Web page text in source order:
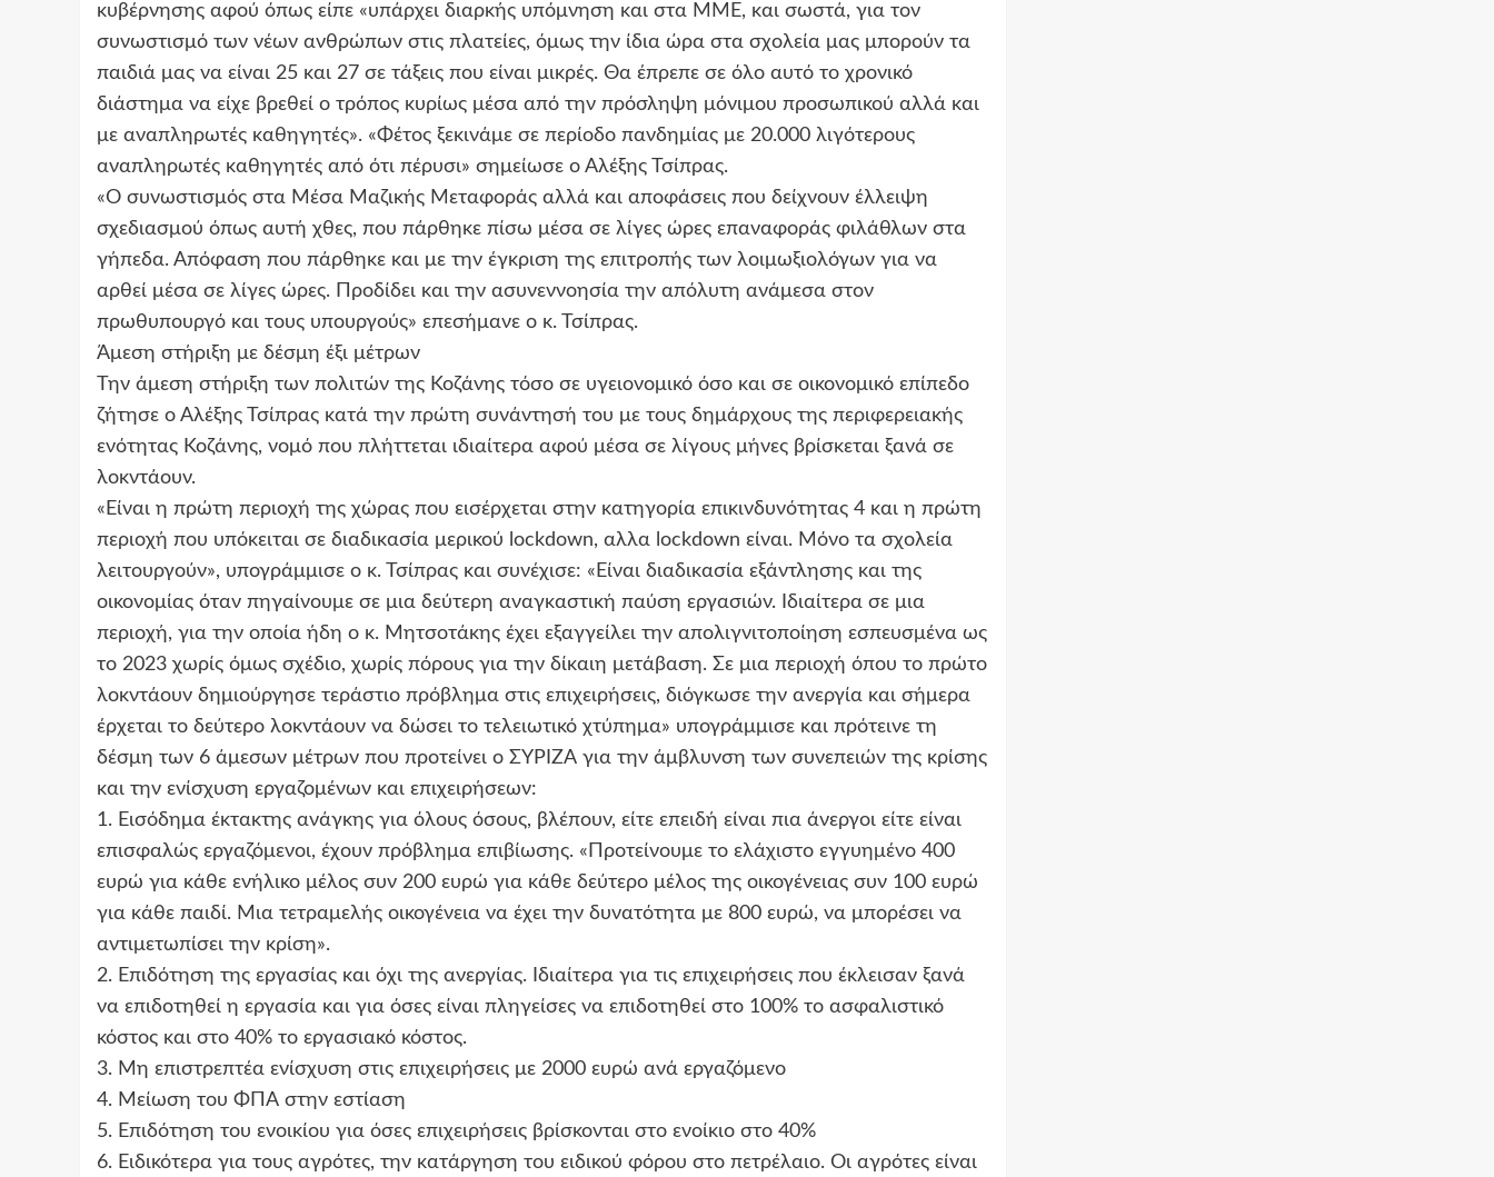
κυβέρνησης αφού όπως είπε «υπάρχει διαρκής υπόμνηση και στα ΜΜΕ, και σωστά, για τον
συνωστισμό των νέων ανθρώπων στις πλατείες, όμως την ίδια ώρα στα σχολεία μας μπορούν τα
παιδιά μας να είναι 25 και 27 σε τάξεις που είναι μικρές. Θα έπρεπε σε όλο αυτό το χρονικό
διάστημα να είχε βρεθεί ο τρόπος κυρίως μέσα από την πρόσληψη μόνιμου προσωπικού αλλά και
με αναπληρωτές καθηγητές». «Φέτος ξεκινάμε σε περίοδο πανδημίας με 20.000 λιγότερους
αναπληρωτές καθηγητές από ότι πέρυσι» σημείωσε ο Αλέξης Τσίπρας.
«Ο συνωστισμός στα Μέσα Μαζικής Μεταφοράς αλλά και αποφάσεις που δείχνουν έλλειψη
σχεδιασμού όπως αυτή χθες, που πάρθηκε πίσω μέσα σε λίγες ώρες επαναφοράς φιλάθλων στα
γήπεδα. Απόφαση που πάρθηκε και με την έγκριση της επιτροπής των λοιμωξιολόγων για να
αρθεί μέσα σε λίγες ώρες. Προδίδει και την ασυνεννοησία την απόλυτη ανάμεσα στον
πρωθυπουργό και τους υπουργούς» επεσήμανε ο κ. Τσίπρας.
Άμεση στήριξη με δέσμη έξι μέτρων
Την άμεση στήριξη των πολιτών της Κοζάνης τόσο σε υγειονομικό όσο και σε οικονομικό επίπεδο
ζήτησε ο Αλέξης Τσίπρας κατά την πρώτη συνάντησή του με τους δημάρχους της περιφερειακής
ενότητας Κοζάνης, νομό που πλήττεται ιδιαίτερα αφού μέσα σε λίγους μήνες βρίσκεται ξανά σε
λοκντάουν.
«Είναι η πρώτη περιοχή της χώρας που εισέρχεται στην κατηγορία επικινδυνότητας 4 και η πρώτη
περιοχή που υπόκειται σε διαδικασία μερικού lockdown, αλλα lockdown είναι. Μόνο τα σχολεία
λειτουργούν», υπογράμμισε ο κ. Τσίπρας και συνέχισε: «Είναι διαδικασία εξάντλησης και της
οικονομίας όταν πηγαίνουμε σε μια δεύτερη αναγκαστική παύση εργασιών. Ιδιαίτερα σε μια
περιοχή, για την οποία ήδη ο κ. Μητσοτάκης έχει εξαγγείλει την απολιγνιτοποίηση εσπευσμένα ως
το 2023 χωρίς όμως σχέδιο, χωρίς πόρους για την δίκαιη μετάβαση. Σε μια περιοχή όπου το πρώτο
λοκντάουν δημιούργησε τεράστιο πρόβλημα στις επιχειρήσεις, διόγκωσε την ανεργία και σήμερα
έρχεται το δεύτερο λοκντάουν να δώσει το τελειωτικό χτύπημα» υπογράμμισε και πρότεινε τη
δέσμη των 6 άμεσων μέτρων που προτείνει ο ΣΥΡΙΖΑ για την άμβλυνση των συνεπειών της κρίσης
και την ενίσχυση εργαζομένων και επιχειρήσεων:
1. Εισόδημα έκτακτης ανάγκης για όλους όσους, βλέπουν, είτε επειδή είναι πια άνεργοι είτε είναι
επισφαλώς εργαζόμενοι, έχουν πρόβλημα επιβίωσης. «Προτείνουμε το ελάχιστο εγγυημένο 400
ευρώ για κάθε ενήλικο μέλος συν 200 ευρώ για κάθε δεύτερο μέλος της οικογένειας συν 100 ευρώ
για κάθε παιδί. Μια τετραμελής οικογένεια να έχει την δυνατότητα με 800 ευρώ, να μπορέσει να
αντιμετωπίσει την κρίση».
2. Επιδότηση της εργασίας και όχι της ανεργίας. Ιδιαίτερα για τις επιχειρήσεις που έκλεισαν ξανά
να επιδοτηθεί η εργασία και για όσες είναι πληγείσες να επιδοτηθεί στο 100% το ασφαλιστικό
κόστος και στο 40% το εργασιακό κόστος.
3. Μη επιστρεπτέα ενίσχυση στις επιχειρήσεις με 2000 ευρώ ανά εργαζόμενο
4. Μείωση του ΦΠΑ στην εστίαση
5. Επιδότηση του ενοικίου για όσες επιχειρήσεις βρίσκονται στο ενοίκιο στο 40%
6. Ειδικότερα για τους αγρότες, την κατάργηση του ειδικού φόρου στο πετρέλαιο. Οι αγρότες είναι